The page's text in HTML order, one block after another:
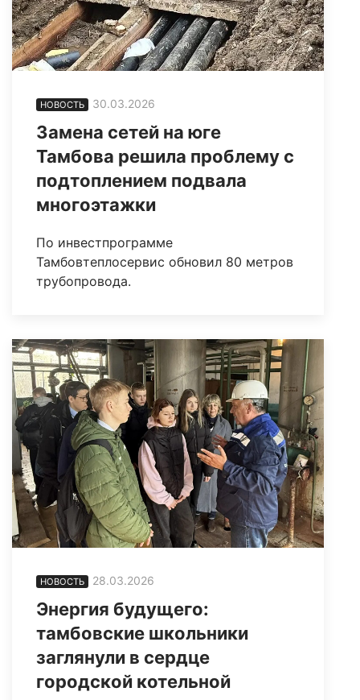
НОВОСТЬ 30.03.2026
Замена сетей на юге
Тамбова решила проблему с
подтоплением подвала
многоэтажки
По инвестпрограмме
Тамбовтеплосервис обновил 80 метров
трубопровода.
НОВОСТЬ 28.03.2026
Энергия будущего:
тамбовские школьники
заглянули в сердце
городской котельной